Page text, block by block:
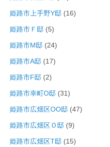
姫路市上手野Y邸 (16)
姫路市Ｆ邸 (5)
姫路市M邸 (24)
姫路市A邸 (17)
姫路市F邸 (2)
姫路市幸町O邸 (31)
姫路市広畑区OO邸 (47)
姫路市広畑区Ｏ邸 (9)
姫路市広畑区T邸 (15)